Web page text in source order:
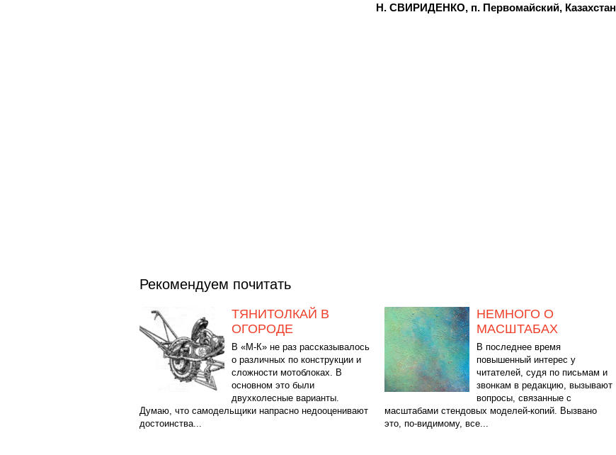
Н. СВИРИДЕНКО, п. Первомайский, Казахстан
Рекомендуем почитать
ТЯНИТОЛКАЙ В
ОГОРОДЕ
В «М-К» не раз рассказывалось
о различных по конструкции и
сложности мотоблоках. В
основном это были
двухколесные варианты.
Думаю, что самодельщики напрасно недооценивают
достоинства...
НЕМНОГО О
МАСШТАБАХ
В последнее время
повышенный интерес у
читателей, судя по письмам и
звонкам в редакцию, вызывают
вопросы, связанные с
масштабами стендовых моделей-копий. Вызвано
это, по-видимому, все...